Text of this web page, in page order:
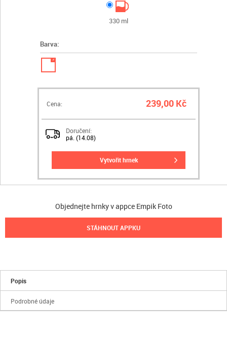
330 ml
Barva:
✓
Cena: 239,00 Kč
Doručení:
pá. (14.08)
vytvořit hrnek
Objednejte hrnky v appce Empik Foto
STÁHNOUT APPKU
Popis
Podrobné údaje